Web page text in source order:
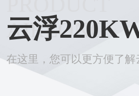
AIRLONG
云浮
在这里，您可以更方便了解